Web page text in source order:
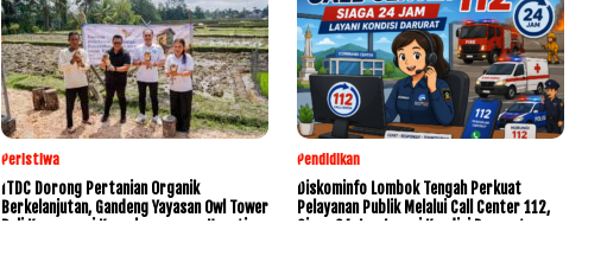
Peristiwa
ITDC Dorong Pertanian Organik
Berkelanjutan, Gandeng Yayasan Owl Tower
Bali Konservasi Keanekaragaman Hayati
Pendidikan
Diskominfo Lombok Tengah Perkuat
Pelayanan Publik Melalui Call Center 112,
Siaga 24 Jam Layani Kondisi Darurat